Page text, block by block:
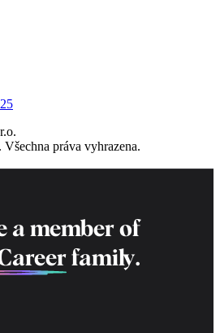
práva vyhrazena.
a member of
family.